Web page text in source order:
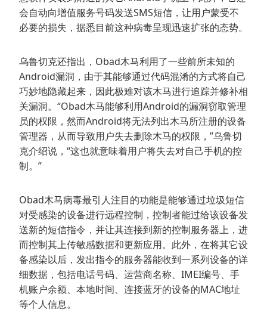
会自动向增值服务号码发送SMS短信，让用户蒙受不
必要的损失，据悉目前这种病毒呈现迅速扩张的态势。
乌鲁切克还指出，Obad木马利用了一些前所未知的
Android漏洞，由于其能够通过代码混淆的方式将自己
巧妙地隐藏起来，因此极难对该木马进行追踪并修补相
关漏洞。“Obad木马能够利用Android的漏洞窃取管理
员的权限，然而Android将无法列出木马所注册的设备
管理器，从而导致用户失去删除木马的权限，”乌鲁切
克介绍说，“这也就意味着用户将失去对自己手机的控
制。”
Obad木马病毒最引人注目的功能是能够通过垃圾短信
对受感染的设备进行远程控制，控制者能过给该设备发
送新的短信指令，并让其连接到新的控制服务器上，进
而控制其上传敏感数据和更新应用。此外，在将其它设
备感染以后，发出指令的服务器能收到一系列设备的详
细数据，包括电话号码、运营商名称、IMEI编号、手
机账户余额、本地时间、连接蓝牙的设备的MAC地址
等个人信息。